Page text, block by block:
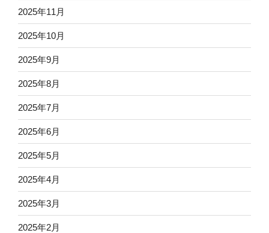
2025年11月
2025年10月
2025年9月
2025年8月
2025年7月
2025年6月
2025年5月
2025年4月
2025年3月
2025年2月